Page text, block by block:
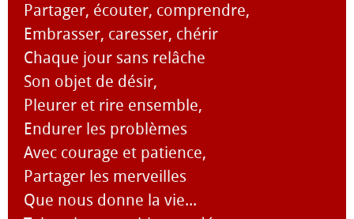
Partager, écouter, comprendre,
Embrasser, caresser, chérir
Chaque jour sans relâche
Son objet de désir,
Pleurer et rire ensemble,
Endurer les problèmes
Avec courage et patience,
Partager les merveilles
Que nous donne la vie...